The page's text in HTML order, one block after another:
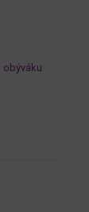
obýváku